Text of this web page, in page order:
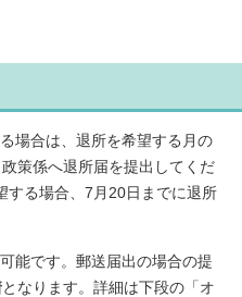
場合は、退所を希望する月の
策係へ退所届を提出してくだ
する場合、7月20日までに退所
能です。郵送届出の場合の提
となります。詳細は下段の「オ